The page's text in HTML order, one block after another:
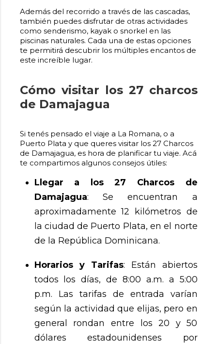
Además del recorrido a través de las cascadas,
también puedes disfrutar de otras actividades
como senderismo, kayak o snorkel en las
piscinas naturales. Cada una de estas opciones
te permitirá descubrir los múltiples encantos de
este increíble lugar.
Cómo visitar los 27 charcos
de Damajagua
Si tenés pensado el viaje a La Romana, o a
Puerto Plata y que queres visitar los 27 Charcos
de Damajagua, es hora de planificar tu viaje. Acá
te compartimos algunos consejos útiles:
Llegar a los 27 Charcos de
Damajagua: Se encuentran a
aproximadamente 12 kilómetros de
la ciudad de Puerto Plata, en el norte
de la República Dominicana.
Horarios y Tarifas: Están abiertos
todos los días, de 8:00 a.m. a 5:00
p.m. Las tarifas de entrada varían
según la actividad que elijas, pero en
general rondan entre los 20 y 50
dólares estadounidenses por